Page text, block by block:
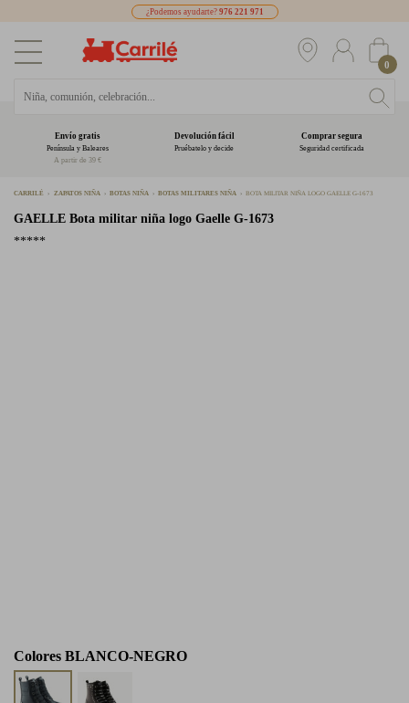
¿Podemos ayudarte? 976 221 971
0
Envío gratis
Península y Baleares
A partir de 39 €
Devolución fácil
Pruébatelo y decide
Comprar segura
Seguridad certificada
CARRILÉ ZAPATOS NIÑA BOTAS NIÑA BOTAS MILITARES NIÑA BOTA MILITAR NIÑA LOGO GAELLE G-1673
GAELLE Bota militar niña logo Gaelle G-1673
*****
Colores BLANCO-NEGRO